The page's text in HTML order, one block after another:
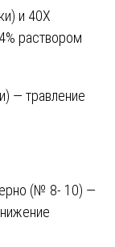
и 40Х
раствором
— травление
(№ 8- 10) —